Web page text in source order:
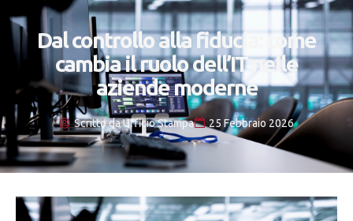
Dal controllo alla fiducia: come
cambia il ruolo dell’IT nelle
aziende moderne
Scritto daUfficio Stampa 25 Febbraio 2026